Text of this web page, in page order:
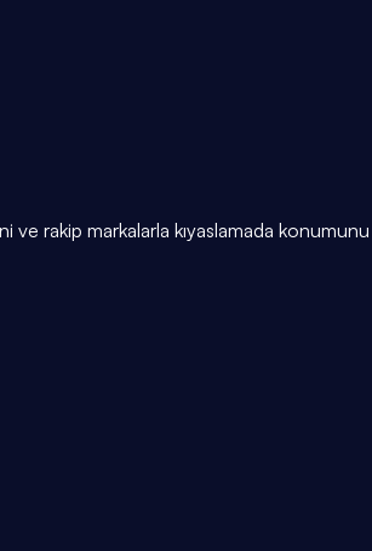
rakip markalarla kıyaslamada